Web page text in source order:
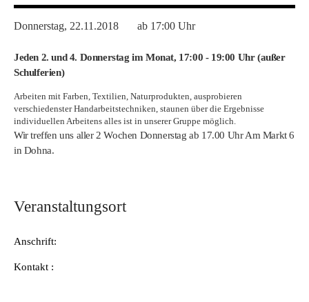
Donnerstag, 22.11.2018 ab 17:00 Uhr
Jeden 2. und 4. Donnerstag im Monat, 17:00 - 19:00 Uhr (außer
Schulferien)
Arbeiten mit Farben, Textilien, Naturprodukten, ausprobieren
verschiedenster Handarbeitstechniken, staunen über die Ergebnisse
individuellen Arbeitens alles ist in unserer Gruppe möglich.
Wir treffen uns aller 2 Wochen Donnerstag ab 17.00 Uhr Am Markt 6
in Dohna.
Veranstaltungsort
Anschrift:
Kontakt :